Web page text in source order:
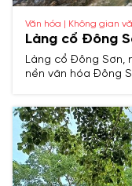
Văn hóa | Không gian
Làng cổ Đông
Làng cổ Đông Sơn,
nền văn hóa Đông